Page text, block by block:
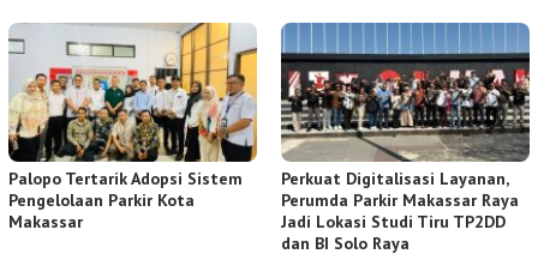
Palopo Tertarik Adopsi Sistem
Pengelolaan Parkir Kota
Makassar
Perkuat Digitalisasi Layanan,
Perumda Parkir Makassar Raya
Jadi Lokasi Studi Tiru TP2DD
dan BI Solo Raya